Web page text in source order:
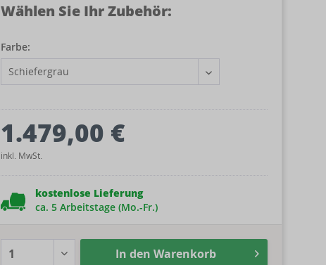
Wählen Sie Ihr Zubehör:
Farbe:
1.479,00 €
inkl. MwSt.
kostenlose Lieferung
ca. 5 Arbeitstage (Mo.-Fr.)
In den Warenkorb